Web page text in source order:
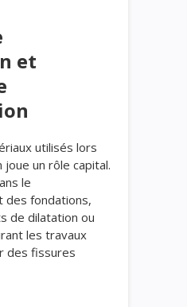
et
utilisés lors
un rôle capital.
le
des fondations,
de dilatation ou
les travaux
des fissures